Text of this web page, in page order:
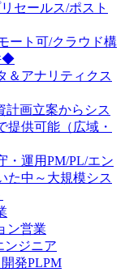
セールス/ポスト
ート可/クラウド構
◆
＆アナリティクス
計画立案からシス
提供可能（広域・
・運用PM/PL/エン
た中～大規模シス
ン営業
ンジニア
発PLPM